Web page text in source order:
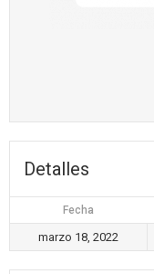
Detalles
Fecha
marzo 18, 2022